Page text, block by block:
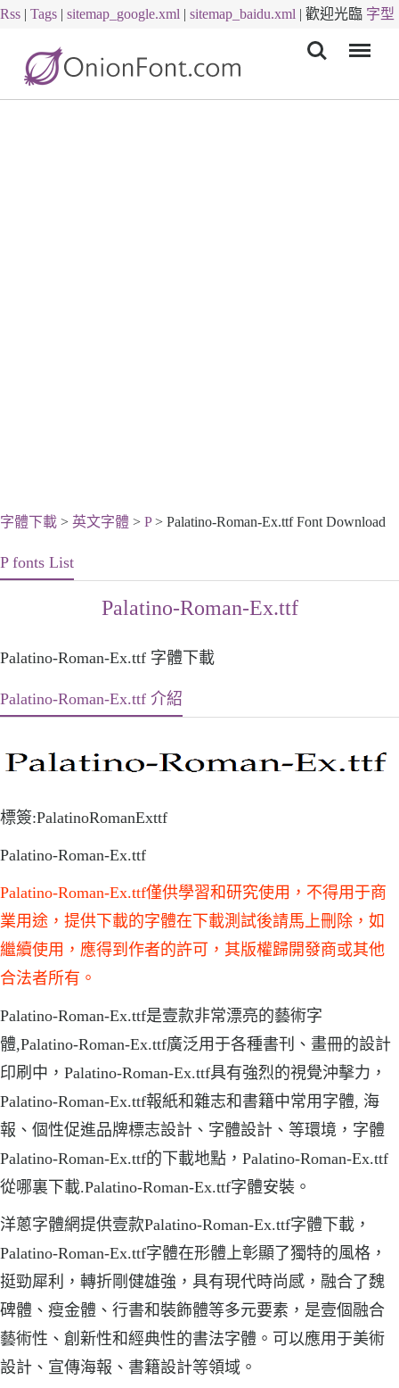
Rss | Tags | sitemap_google.xml | sitemap_baidu.xml | 歡迎光臨 字型
字體下載 > 英文字體 > P> Palatino-Roman-Ex.ttf Font Download
P fonts List
Palatino-Roman-Ex.ttf
Palatino-Roman-Ex.ttf 字體下載
Palatino-Roman-Ex.ttf 介紹
標簽:PalatinoRomanExttf
Palatino-Roman-Ex.ttf
Palatino-Roman-Ex.ttf僅供學習和研究使用，不得用于商
業用途，提供下載的字體在下載測試後請馬上刪除，如
繼續使用，應得到作者的許可，其版權歸開發商或其他
合法者所有。
Palatino-Roman-Ex.ttf是壹款非常漂亮的藝術字
體,Palatino-Roman-Ex.ttf廣泛用于各種書刊、畫冊的設計
印刷中，Palatino-Roman-Ex.ttf具有強烈的視覺沖擊力，
Palatino-Roman-Ex.ttf報紙和雜志和書籍中常用字體, 海
報、個性促進品牌標志設計、字體設計、等環境，字體
Palatino-Roman-Ex.ttf的下載地點，Palatino-Roman-Ex.ttf
從哪裏下載.Palatino-Roman-Ex.ttf字體安裝。
洋蔥字體網提供壹款Palatino-Roman-Ex.ttf字體下載，
Palatino-Roman-Ex.ttf字體在形體上彰顯了獨特的風格，
挺勁犀利，轉折剛健雄強，具有現代時尚感，融合了魏
碑體、瘦金體、行書和裝飾體等多元要素，是壹個融合
藝術性、創新性和經典性的書法字體。可以應用于美術
設計、宣傳海報、書籍設計等領域。